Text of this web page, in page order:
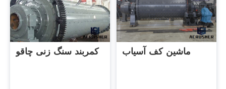
کمربند سنگ زنی چاقو ماشین کف آسیاب